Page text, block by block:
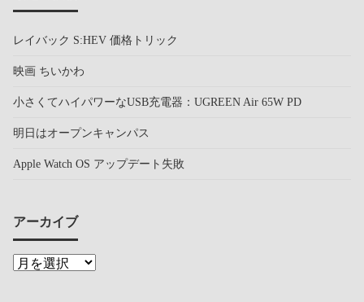
レイバック S:HEV 価格トリック
映画 ちいかわ
小さくてハイパワーなUSB充電器：UGREEN Air 65W PD
明日はオープンキャンパス
Apple Watch OS アップデート失敗
アーカイブ